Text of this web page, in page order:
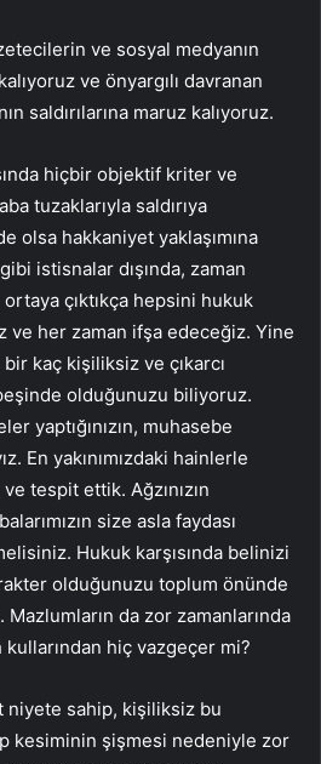
ve sosyal medyanın
ve önyargılı davranan
saldırılarına maruz kalıyoruz.
hiçbir objektif kriter ve
tuzaklarıyla saldırıya
olsa hakkaniyet yaklaşımına
istisnalar dışında, zaman
çıktıkça hepsini hukuk
ve her zaman ifşa edeceğiz. Yine
kaç kişiliksiz ve çıkarcı
olduğunuzu biliyoruz.
yaptığınızın, muhasebe
En yakınımızdaki hainlerle
tespit ettik. Ağzınızın
size asla faydası
Hukuk karşısında belinizi
olduğunuzu toplum önünde
Mazlumların da zor zamanlarında
kullarından hiç vazgeçer mi?
niyete sahip, kişiliksiz bu
kesiminin şişmesi nedeniyle zor